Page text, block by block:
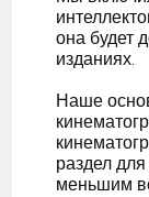
она будет
изданиях.
Наше
раздел
меньшим